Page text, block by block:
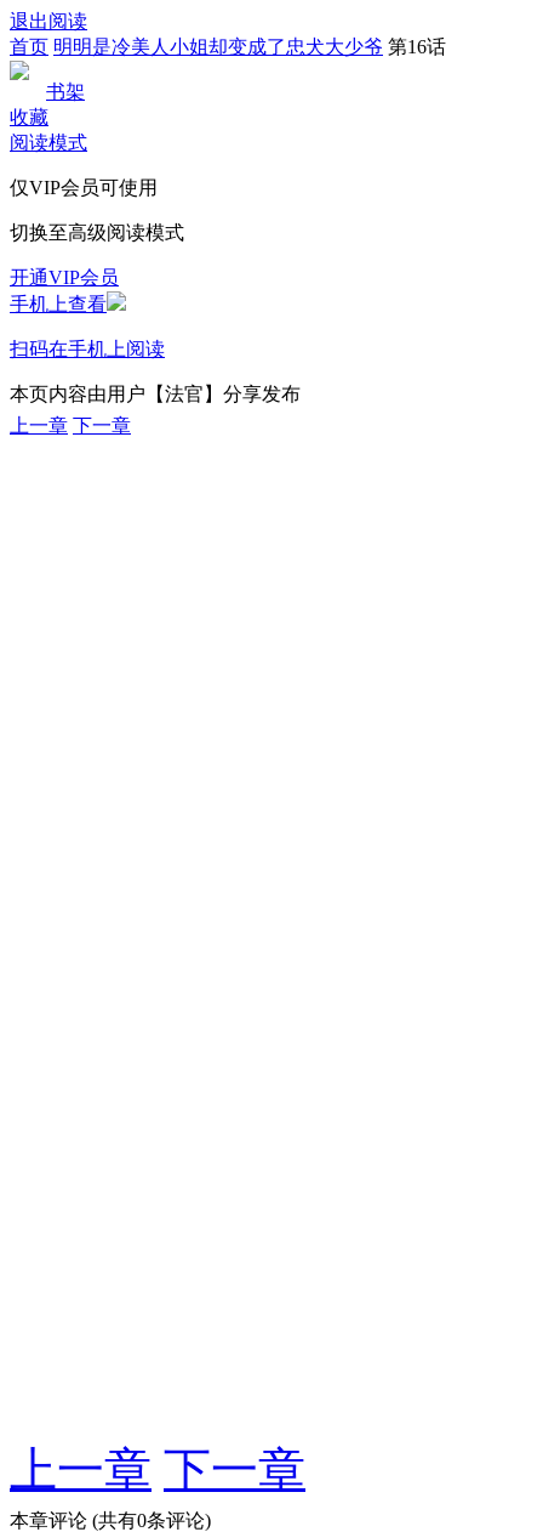
退出阅读
首页 明明是冷美人小姐却变成了忠犬大少爷 第16话
书架
收藏
阅读模式
仅VIP会员可使用
切换至高级阅读模式
开通VIP会员
手机上查看
扫码在手机上阅读
本页内容由用户【法官】分享发布
上一章 下一章
上一章 下一章
本章评论 (共有0条评论)